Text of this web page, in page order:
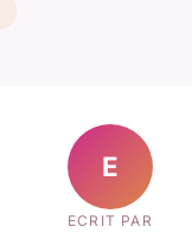
E
ECRIT PAR